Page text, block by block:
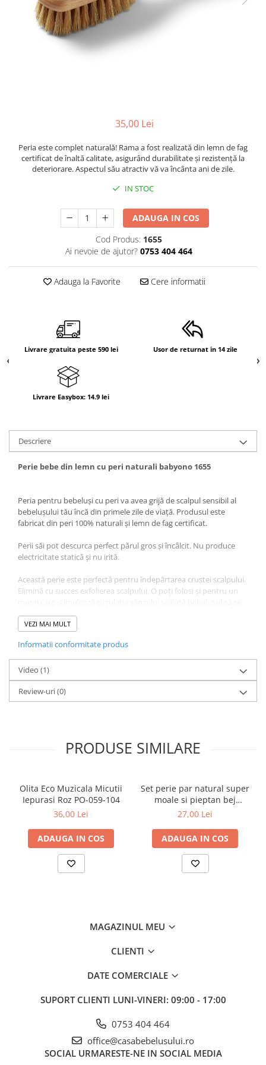
Olite tip scaunel simple
Reductoare antiderapante
Reductoare moi
Suporti anatomici textili
Suporti metalici cadite
Mese de infasat pliabile
Mese de infasat Ultra Light 50x70
Tampoane postnatale
Tampoane si protectii silicon
pentru san
35,00 Lei
Peria este complet naturală! Rama a fost realizată din lemn de fag
certificat de înaltă calitate, asigurând durabilitate și rezistență la
deteriorare. Aspectul său atractiv vă va încânta ani de zile.
IN STOC
ADAUGA IN COS
Cod Produs: 1655
Ai nevoie de ajutor? 0753 404 464
Adauga la Favorite Cere informatii
Livrare gratuita peste 590 lei Usor de returnat in 14 zile
Livrare Easybox: 14.9 lei
Descriere
Perie bebe din lemn cu peri naturali babyono 1655
Peria pentru bebeluși cu peri va avea grijă de scalpul sensibil al
bebelușului tău încă din primele zile de viață. Produsul este
fabricat din peri 100% naturali și lemn de fag certificat.
Perii săi pot descurca perfect părul gros și încâlcit. Nu produce
electricitate statică și nu irită.
Această perie este perfectă pentru îndepărtarea crustei scalpului.
Elimină cu succes exfolierea scalpului. O poți folosi și pentru un
relaxeze.
pentru un părinte. Nu are margini ascuțite, iar forma și
dimensiunea sa se potrivesc palmei.
Peri naturali 100%
perfecți pentru pieptănarea părului gros. Șuvițele
bebelușului tău vor fi descurcate corespunzător.
Maner ergonomic
Mânerul periei este mare și practic. Marginile sale
astfel încât să se potrivească perfect în palmă, iar
pieptănarea se poate transforma într-un ritual plăcut.
Lemn de fag
VEZI MAI MULT
Informatii conformitate produs
Video (1)
Review-uri(0)
PRODUSE SIMILARE
Olita Eco Muzicala Micutii
Iepurasi Roz PO-059-104
36,00 Lei
ADAUGA IN COS
Set perie par natural super
moale si pieptan bej
Babyono 568/03
27,00 Lei
ADAUGA IN COS
MAGAZINUL MEU
CLIENTI
DATE COMERCIALE
SUPORT CLIENTI LUNI-VINERI: 09:00 - 17:00
0753 404 464
office@casabebelusului.ro
SOCIAL URMARESTE-NE IN SOCIAL MEDIA